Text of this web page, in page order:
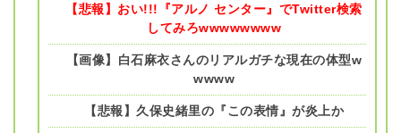
【悲報】おい!!!『アルノ センター』でTwitter検索
してみろwwwwwwww
【画像】白石麻衣さんのリアルガチな現在の体型w
wwww
【悲報】久保史緒里の『この表情』が炎上か